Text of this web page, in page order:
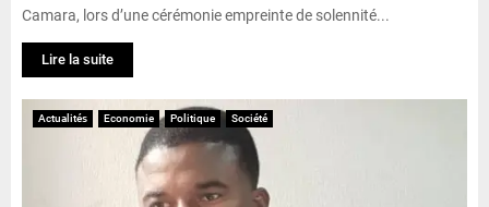
Camara, lors d’une cérémonie empreinte de solennité...
Lire la suite
Actualités Economie Politique Société